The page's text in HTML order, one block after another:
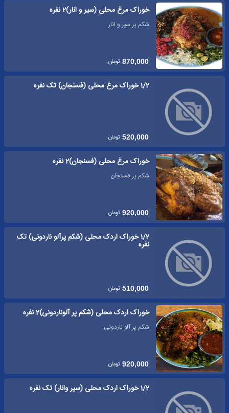
خوراک مرغ محلی (سیر و انار)2 نفره
شکم پر سیر و انار
870,000 تومان
1/2 خوراک مرغ محلی (فسنجان) تک نفره
520,000 تومان
خوراک مرغ محلی (فسنجان)2 نفره
شکم پر فسنجان
920,000 تومان
1/2 خوراک اردک محلی (شکم پرآلو ناردونی) تک
نفره
510,000 تومان
خوراک اردک محلی (شکم پر آلوناردونی)2 نفره
شکم پر آلو ناردونی
920,000 تومان
1/2 خوراک اردک محلی (سیر وانار) تک نفره